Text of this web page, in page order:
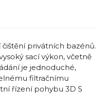
privátních bazénů.
sací výkon, včetně
je jednoduché,
filtračnímu
řízení pohybu 3D S